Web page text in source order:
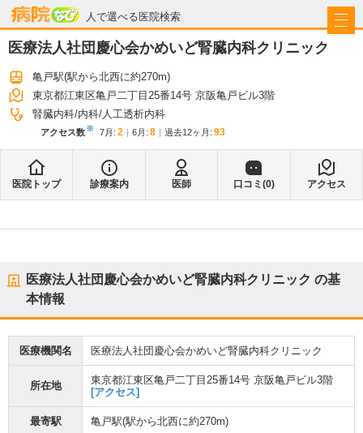
人で選べる医院検索
病院なび
医療法人社団慶心会かめいど腎臓内科クリニック
亀戸駅(駅から北西に約270m)
東京都江東区亀戸二丁目25番14号 京阪亀戸ビル3階
腎臓内科 内科 人工透析内科
アクセス数※ 7月 : 2 6月 : 8 過去12ヶ月: 93
医院トップ 診療案内 医師 口コミ(0) アクセス
医療法人社団慶心会かめいど腎臓内科クリニック の基
本情報
医療機関名 医療法人社団慶心会かめいど腎臓内科クリニック
所在地
東京都江東区亀戸二丁目25番14号 京阪亀戸ビル3階
[アクセス]
最寄駅 亀戸駅(駅から北西に約270m)